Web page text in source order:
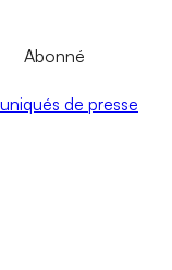
Abonné
de presse